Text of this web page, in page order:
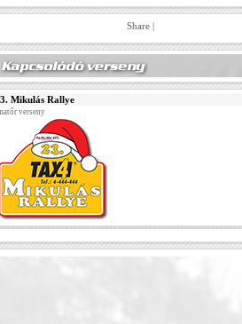
Share |
Mikulás Rallye
verseny